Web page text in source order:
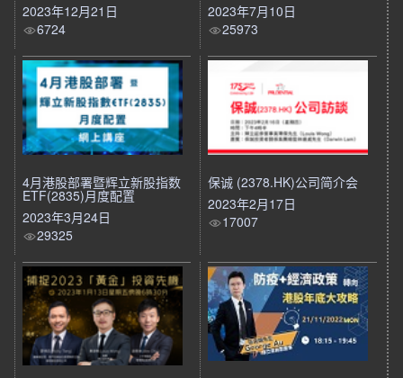
2023年12月21日
6724
2023年7月10日
25973
4月港股部署暨辉立新股指数
ETF(2835)月度配置
2023年3月24日
29325
保诚 (2378.HK)公司简介会
2023年2月17日
17007